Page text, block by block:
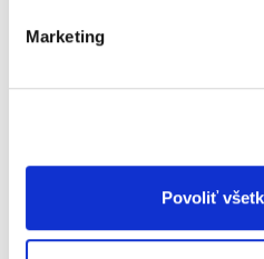
Marketing
Povoliť
záväzkom, ktoré sa
veriteľskej alebo
majú viacerí dlžníci...